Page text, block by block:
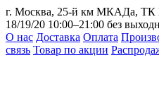
г. Москва, 25-й км МКАДа, ТК
18/19/20 10:00–21:00 без
О нас Доставка Оплата
связь Товар по акции